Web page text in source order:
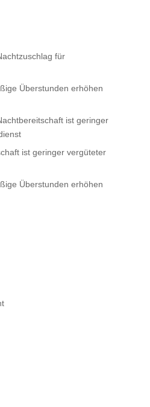
für
Überstunden erhöhen
ist geringer
ist geringer vergüteter
Überstunden erhöhen